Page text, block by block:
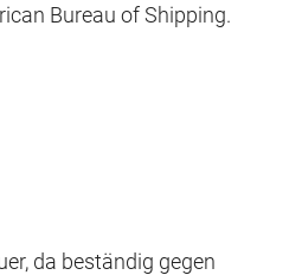
Bureau of Shipping.
da beständig gegen